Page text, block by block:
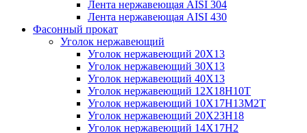
Лента нержавеющая AISI 304
Лента нержавеющая AISI 430
Фасонный прокат
Уголок нержавеющий
Уголок нержавеющий 20Х13
Уголок нержавеющий 30Х13
Уголок нержавеющий 40Х13
Уголок нержавеющий 12Х18Н10Т
Уголок нержавеющий 10Х17Н13М2T
Уголок нержавеющий 20Х23Н18
Уголок нержавеющий 14Х17Н2